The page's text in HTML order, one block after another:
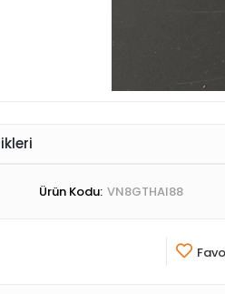
Ürün Kodu: VN8GTHAI88